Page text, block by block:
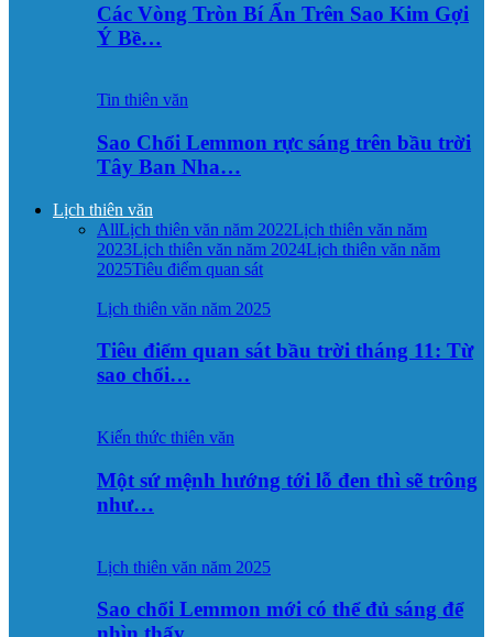
Các Vòng Tròn Bí Ẩn Trên Sao Kim Gợi
Ý Bề…
Tin thiên văn
Sao Chổi Lemmon rực sáng trên bầu trời
Tây Ban Nha…
Lịch thiên văn
AllLịch thiên văn năm 2022Lịch thiên văn năm
2023Lịch thiên văn năm 2024Lịch thiên văn năm
2025Tiêu điểm quan sát
Lịch thiên văn năm 2025
Tiêu điểm quan sát bầu trời tháng 11: Từ
sao chổi…
Kiến thức thiên văn
Một sứ mệnh hướng tới lỗ đen thì sẽ trông
như…
Lịch thiên văn năm 2025
Sao chổi Lemmon mới có thể đủ sáng để